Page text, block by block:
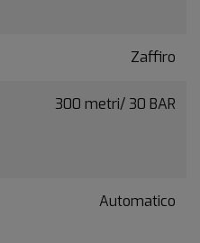
Zaffiro
300 metri/ 30 BAR
Automatico